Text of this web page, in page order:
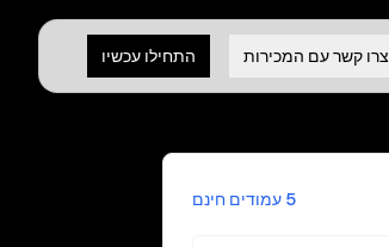
צרו קשר עם המכירות התחילו עכשיו
5 עמודים חינם